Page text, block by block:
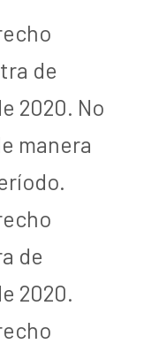
de
2020. No
manera
de
2020.